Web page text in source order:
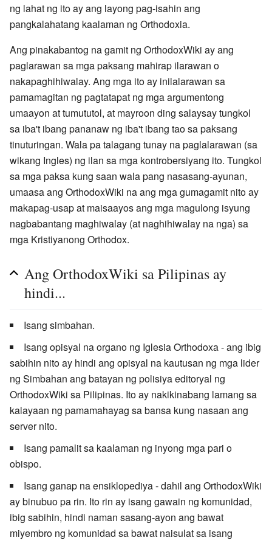
ng lahat ng ito ay ang layong pag-isahin ang
pangkalahatang kaalaman ng Orthodoxia.
Ang pinakabantog na gamit ng OrthodoxWiki ay ang
paglarawan sa mga paksang mahirap ilarawan o
nakapaghihiwalay. Ang mga ito ay inilalarawan sa
pamamagitan ng pagtatapat ng mga argumentong
umaayon at tumututol, at mayroon ding salaysay tungkol
sa iba't ibang pananaw ng iba't ibang tao sa paksang
tinuturingan. Wala pa talagang tunay na paglalarawan (sa
wikang Ingles) ng ilan sa mga kontrobersiyang ito. Tungkol
sa mga paksa kung saan wala pang nasasang-ayunan,
umaasa ang OrthodoxWiki na ang mga gumagamit nito ay
makapag-usap at maisaayos ang mga magulong isyung
nagbabantang maghiwalay (at naghihiwalay na nga) sa
mga Kristiyanong Orthodox.
Ang OrthodoxWiki sa Pilipinas ay
hindi...
Isang simbahan.
Isang opisyal na organo ng Iglesia Orthodoxa - ang ibig
sabihin nito ay hindi ang opisyal na kautusan ng mga lider
ng Simbahan ang batayan ng polisiya editoryal ng
OrthodoxWiki sa Pilipinas. Ito ay nakikinabang lamang sa
kalayaan ng pamamahayag sa bansa kung nasaan ang
server nito.
Isang pamalit sa kaalaman ng inyong mga pari o
obispo.
Isang ganap na ensiklopediya - dahil ang OrthodoxWiki
ay binubuo pa rin. Ito rin ay isang gawain ng komunidad,
ibig sabihin, hindi naman sasang-ayon ang bawat
miyembro ng komunidad sa bawat naisulat sa isang